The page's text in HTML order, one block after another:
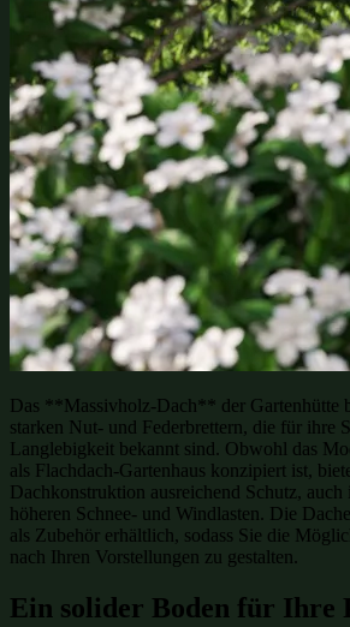
Das **Massivholz-Dach** der Gartenhütte
starken Nut- und Federbrettern, die für ihre
Langlebigkeit bekannt sind. Obwohl das
als Flachdach-Gartenhaus konzipiert ist,
Dachkonstruktion ausreichend Schutz, auch
höheren Schnee- und Windlasten. Die
als Zubehör erhältlich, sodass Sie die
nach Ihren Vorstellungen zu gestalten.
Ein solider Boden für Ihre